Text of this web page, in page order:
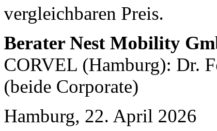
vergleichbaren Preis.
Berater Nest Mobility
CORVEL (Hamburg): Dr.
(beide Corporate)
Hamburg, 22. April 2026